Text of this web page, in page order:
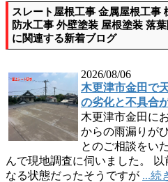
スレート屋根工事 金属屋根工事
防水工事 外壁塗装 屋根塗装 落
に関連する新着ブログ
2026/08/06
木更津市金田で
の劣化と不具合
木更津市金田に
からの雨漏りが
とのご相談をい
んで現地調査に伺いました。
なる状態だったそうですが ...続